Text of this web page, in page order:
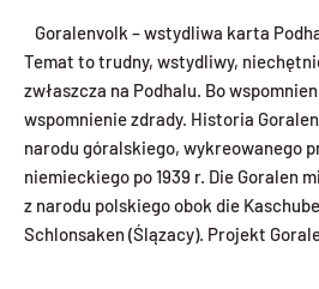
Goralenvolk – wstydliwa karta
Temat to trudny, wstydliwy,
zwłaszcza na Podhalu. Bo
wspomnienie zdrady. Historia
narodu góralskiego, wykreowanego
niemieckiego po 1939 r. Die Goralen
z narodu polskiego obok die
Schlonsaken (Ślązacy). Projekt